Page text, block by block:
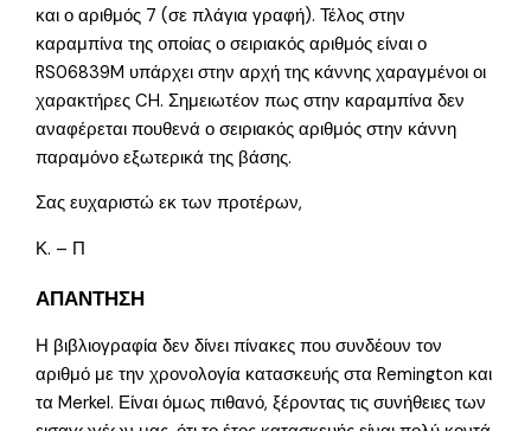
και ο αριθμός 7 (σε πλάγια γραφή). Τέλος στην
καραμπίνα της οποίας ο σειριακός αριθμός είναι ο
RS06839M υπάρχει στην αρχή της κάννης χαραγμένοι οι
χαρακτήρες CH. Σημειωτέον πως στην καραμπίνα δεν
αναφέρεται πουθενά ο σειριακός αριθμός στην κάννη
παραμόνο εξωτερικά της βάσης.
Σας ευχαριστώ εκ των προτέρων,
Κ. – Π
ΑΠΑΝΤΗΣΗ
Η βιβλιογραφία δεν δίνει πίνακες που συνδέουν τον
αριθμό με την χρονολογία κατασκευής στα Remington και
τα Merkel. Είναι όμως πιθανό, ξέροντας τις συνήθειες των